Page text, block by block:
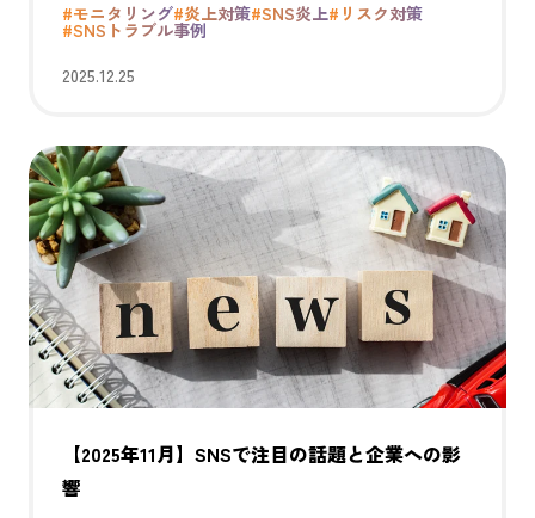
#モニタリング#炎上対策#SNS炎上#リスク対策
#SNSトラブル事例
2025.12.25
【2025年11月】SNSで注目の話題と企業への影
響